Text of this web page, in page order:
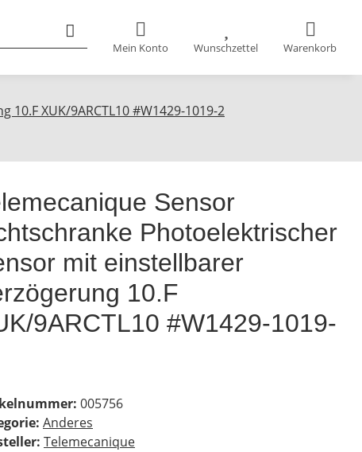
Mein Konto Wunschzettel Warenkorb
XUK/9ARCTL10 #W1429-1019-2
Sensor
Photoelektrischer
mit einstellbarer
10.F
9ARCTL10 #W1429-1019-
005756
Anderes
Telemecanique